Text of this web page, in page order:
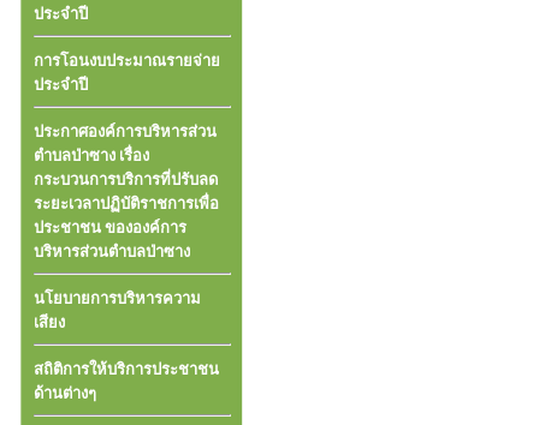
ประจำปี
การโอนงบประมาณรายจ่าย
ประจำปี
ประกาศองค์การบริหารส่วน
ตำบลป่าซาง เรื่อง
กระบวนการบริการที่ปรับลด
ระยะเวลาปฏิบัติราชการเพื่อ
ประชาชน ขององค์การ
บริหารส่วนตำบลป่าซาง
นโยบายการบริหารความ
เสียง
สถิติการให้บริการประชาชน
ด้านต่างๆ